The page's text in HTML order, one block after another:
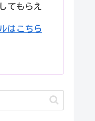
てもらえ
はこちら